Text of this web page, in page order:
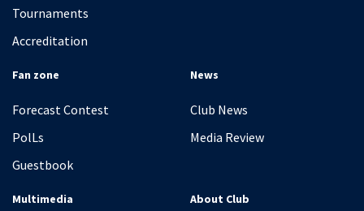
Tournaments
Accreditation
Fan zone
Forecast Contest
PolLs
Guestbook
News
Club News
Media Review
Multimedia About Club